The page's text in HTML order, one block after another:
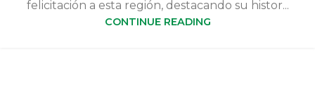
felicitación a esta región, destacando su histor...
CONTINUE READING